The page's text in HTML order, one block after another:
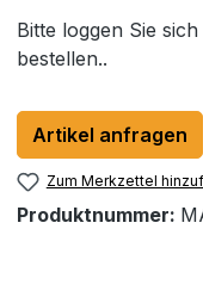
Bitte loggen Sie
bestellen..
Artikel anfragen
Zum Merkzettel
Produktnummer: